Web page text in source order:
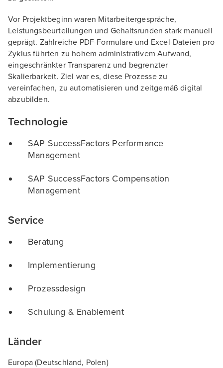
Vor Projektbeginn waren Mitarbeitergespräche,
Leistungsbeurteilungen und Gehaltsrunden stark manuell
geprägt. Zahlreiche PDF-Formulare und Excel-Dateien pro
Zyklus führten zu hohem administrativem Aufwand,
eingeschränkter Transparenz und begrenzter
Skalierbarkeit. Ziel war es, diese Prozesse zu
vereinfachen, zu automatisieren und zeitgemäß digital
abzubilden.
Technologie
SAP SuccessFactors Performance
Management
SAP SuccessFactors Compensation
Management
Service
Beratung
Implementierung
Prozessdesign
Schulung & Enablement
Länder
Europa (Deutschland, Polen)